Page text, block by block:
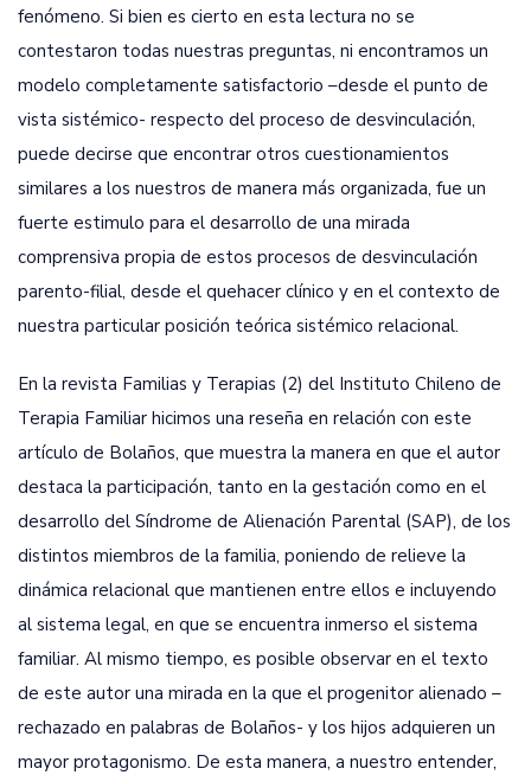
fenómeno. Si bien es cierto en esta lectura no se
contestaron todas nuestras preguntas, ni encontramos un
modelo completamente satisfactorio –desde el punto de
vista sistémico- respecto del proceso de desvinculación,
puede decirse que encontrar otros cuestionamientos
similares a los nuestros de manera más organizada, fue un
fuerte estimulo para el desarrollo de una mirada
comprensiva propia de estos procesos de desvinculación
parento-filial, desde el quehacer clínico y en el contexto de
nuestra particular posición teórica sistémico relacional.
En la revista Familias y Terapias (2) del Instituto Chileno de
Terapia Familiar hicimos una reseña en relación con este
artículo de Bolaños, que muestra la manera en que el autor
destaca la participación, tanto en la gestación como en el
desarrollo del Síndrome de Alienación Parental (SAP), de los
distintos miembros de la familia, poniendo de relieve la
dinámica relacional que mantienen entre ellos e incluyendo
al sistema legal, en que se encuentra inmerso el sistema
familiar. Al mismo tiempo, es posible observar en el texto
de este autor una mirada en la que el progenitor alienado –
rechazado en palabras de Bolaños- y los hijos adquieren un
mayor protagonismo. De esta manera, a nuestro entender,